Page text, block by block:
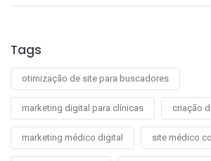
Tags
otimização de site para buscadores
marketing digital para clínicas criação
marketing médico digital site médico